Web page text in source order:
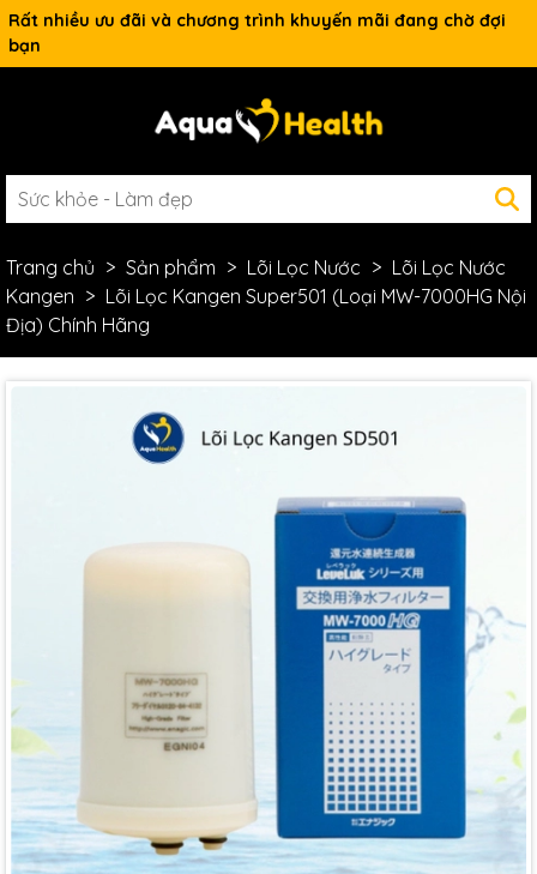
Rất nhiều ưu đãi và chương trình khuyến mãi đang chờ đợi
bạn
Trang chủ Sản phẩm Lõi Lọc Nước
Lõi Lọc Nước
Kangen
Lõi Lọc Kangen Super501 (Loại MW-7000HG Nội
Địa) Chính Hãng